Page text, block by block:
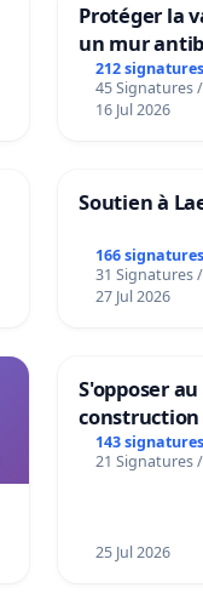
Protéger la
un mur
212 signatures
45 Signatures
16 Jul 2026
Soutien à
166 signatures
31 Signatures
27 Jul 2026
S'opposer
construction
143 signatures
21 Signatures
25 Jul 2026